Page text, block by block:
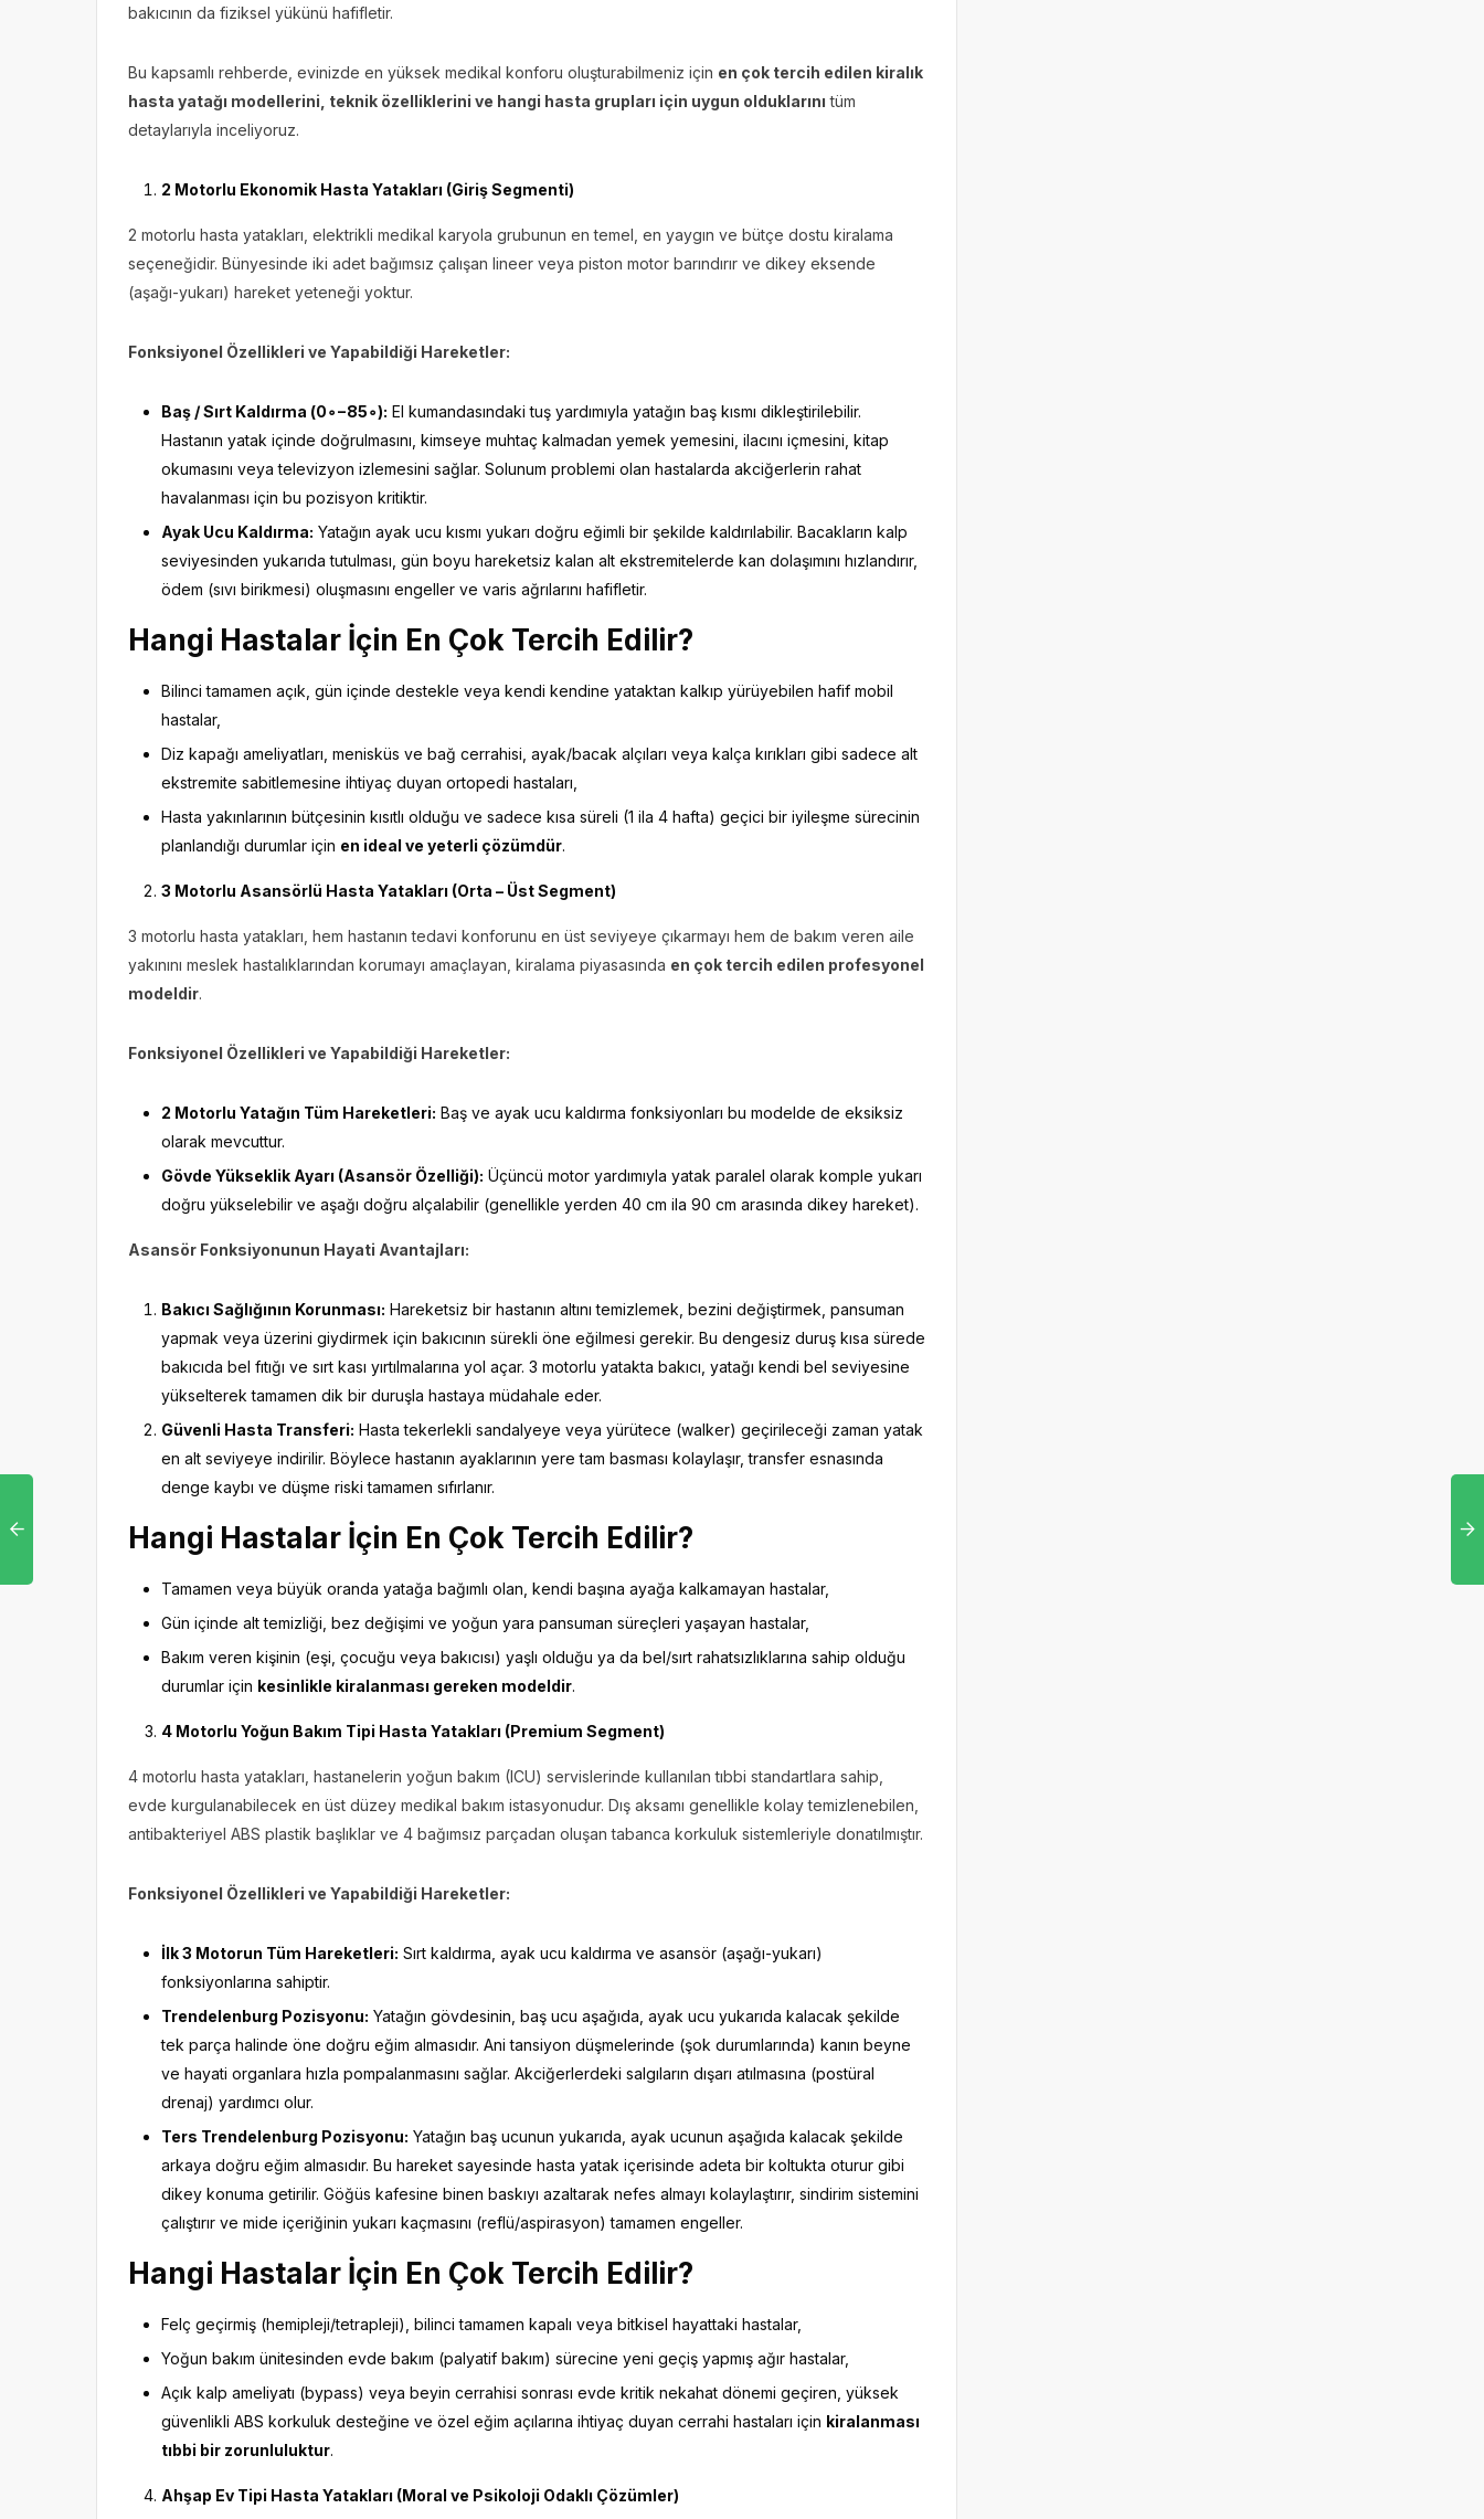
bakıcının da fiziksel yükünü hafifletir.
Bu kapsamlı rehberde, evinizde en yüksek medikal konforu oluşturabilmeniz için en çok tercih edilen kiralık
hasta yatağı modellerini, teknik özelliklerini ve hangi hasta grupları için uygun olduklarını tüm
detaylarıyla inceliyoruz.
2 Motorlu Ekonomik Hasta Yatakları (Giriş Segmenti)
2 motorlu hasta yatakları, elektrikli medikal karyola grubunun en temel, en yaygın ve bütçe dostu kiralama
seçeneğidir. Bünyesinde iki adet bağımsız çalışan lineer veya piston motor barındırır ve dikey eksende
(aşağı-yukarı) hareket yeteneği yoktur.
Fonksiyonel Özellikleri ve Yapabildiği Hareketler:
Baş / Sırt Kaldırma (0∘−85∘): El kumandasındaki tuş yardımıyla yatağın baş kısmı dikleştirilebilir.
Hastanın yatak içinde doğrulmasını, kimseye muhtaç kalmadan yemek yemesini, ilacını içmesini, kitap
okumasını veya televizyon izlemesini sağlar. Solunum problemi olan hastalarda akciğerlerin rahat
havalanması için bu pozisyon kritiktir.
Ayak Ucu Kaldırma: Yatağın ayak ucu kısmı yukarı doğru eğimli bir şekilde kaldırılabilir. Bacakların kalp
seviyesinden yukarıda tutulması, gün boyu hareketsiz kalan alt ekstremitelerde kan dolaşımını hızlandırır,
ödem (sıvı birikmesi) oluşmasını engeller ve varis ağrılarını hafifletir.
Hangi Hastalar İçin En Çok Tercih Edilir?
Bilinci tamamen açık, gün içinde destekle veya kendi kendine yataktan kalkıp yürüyebilen hafif mobil
hastalar,
Diz kapağı ameliyatları, menisküs ve bağ cerrahisi, ayak/bacak alçıları veya kalça kırıkları gibi sadece alt
ekstremite sabitlemesine ihtiyaç duyan ortopedi hastaları,
Hasta yakınlarının bütçesinin kısıtlı olduğu ve sadece kısa süreli (1 ila 4 hafta) geçici bir iyileşme sürecinin
planlandığı durumlar için en ideal ve yeterli çözümdür.
3 Motorlu Asansörlü Hasta Yatakları (Orta – Üst Segment)
3 motorlu hasta yatakları, hem hastanın tedavi konforunu en üst seviyeye çıkarmayı hem de bakım veren aile
yakınını meslek hastalıklarından korumayı amaçlayan, kiralama piyasasında en çok tercih edilen profesyonel
modeldir.
Fonksiyonel Özellikleri ve Yapabildiği Hareketler:
2 Motorlu Yatağın Tüm Hareketleri: Baş ve ayak ucu kaldırma fonksiyonları bu modelde de eksiksiz
olarak mevcuttur.
Gövde Yükseklik Ayarı (Asansör Özelliği): Üçüncü motor yardımıyla yatak paralel olarak komple yukarı
doğru yükselebilir ve aşağı doğru alçalabilir (genellikle yerden 40 cm ila 90 cm arasında dikey hareket).
Asansör Fonksiyonunun Hayati Avantajları:
Bakıcı Sağlığının Korunması: Hareketsiz bir hastanın altını temizlemek, bezini değiştirmek, pansuman
yapmak veya üzerini giydirmek için bakıcının sürekli öne eğilmesi gerekir. Bu dengesiz duruş kısa sürede
bakıcıda bel fıtığı ve sırt kası yırtılmalarına yol açar. 3 motorlu yatakta bakıcı, yatağı kendi bel seviyesine
yükselterek tamamen dik bir duruşla hastaya müdahale eder.
Güvenli Hasta Transferi: Hasta tekerlekli sandalyeye veya yürütece (walker) geçirileceği zaman yatak
en alt seviyeye indirilir. Böylece hastanın ayaklarının yere tam basması kolaylaşır, transfer esnasında
denge kaybı ve düşme riski tamamen sıfırlanır.
Hangi Hastalar İçin En Çok Tercih Edilir?
Tamamen veya büyük oranda yatağa bağımlı olan, kendi başına ayağa kalkamayan hastalar,
Gün içinde alt temizliği, bez değişimi ve yoğun yara pansuman süreçleri yaşayan hastalar,
Bakım veren kişinin (eşi, çocuğu veya bakıcısı) yaşlı olduğu ya da bel/sırt rahatsızlıklarına sahip olduğu
durumlar için kesinlikle kiralanması gereken modeldir.
4 Motorlu Yoğun Bakım Tipi Hasta Yatakları (Premium Segment)
4 motorlu hasta yatakları, hastanelerin yoğun bakım (ICU) servislerinde kullanılan tıbbi standartlara sahip,
evde kurgulanabilecek en üst düzey medikal bakım istasyonudur. Dış aksamı genellikle kolay temizlenebilen,
antibakteriyel ABS plastik başlıklar ve 4 bağımsız parçadan oluşan tabanca korkuluk sistemleriyle donatılmıştır.
Fonksiyonel Özellikleri ve Yapabildiği Hareketler:
İlk 3 Motorun Tüm Hareketleri: Sırt kaldırma, ayak ucu kaldırma ve asansör (aşağı-yukarı)
fonksiyonlarına sahiptir.
Trendelenburg Pozisyonu: Yatağın gövdesinin, baş ucu aşağıda, ayak ucu yukarıda kalacak şekilde
tek parça halinde öne doğru eğim almasıdır. Ani tansiyon düşmelerinde (şok durumlarında) kanın beyne
ve hayati organlara hızla pompalanmasını sağlar. Akciğerlerdeki salgıların dışarı atılmasına (postüral
drenaj) yardımcı olur.
Ters Trendelenburg Pozisyonu: Yatağın baş ucunun yukarıda, ayak ucunun aşağıda kalacak şekilde
arkaya doğru eğim almasıdır. Bu hareket sayesinde hasta yatak içerisinde adeta bir koltukta oturur gibi
dikey konuma getirilir. Göğüs kafesine binen baskıyı azaltarak nefes almayı kolaylaştırır, sindirim sistemini
çalıştırır ve mide içeriğinin yukarı kaçmasını (reflü/aspirasyon) tamamen engeller.
Hangi Hastalar İçin En Çok Tercih Edilir?
Felç geçirmiş (hemipleji/tetrapleji), bilinci tamamen kapalı veya bitkisel hayattaki hastalar,
Yoğun bakım ünitesinden evde bakım (palyatif bakım) sürecine yeni geçiş yapmış ağır hastalar,
Açık kalp ameliyatı (bypass) veya beyin cerrahisi sonrası evde kritik nekahat dönemi geçiren, yüksek
güvenlikli ABS korkuluk desteğine ve özel eğim açılarına ihtiyaç duyan cerrahi hastaları için kiralanması
tıbbi bir zorunluluktur.
Ahşap Ev Tipi Hasta Yatakları (Moral ve Psikoloji Odaklı Çözümler)